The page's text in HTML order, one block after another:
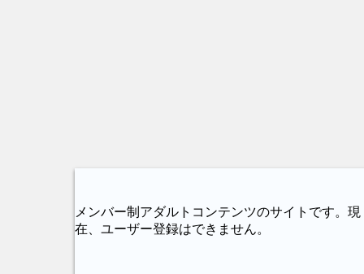
メンバー制アダルトコンテンツのサイトです。現
在、ユーザー登録はできません。